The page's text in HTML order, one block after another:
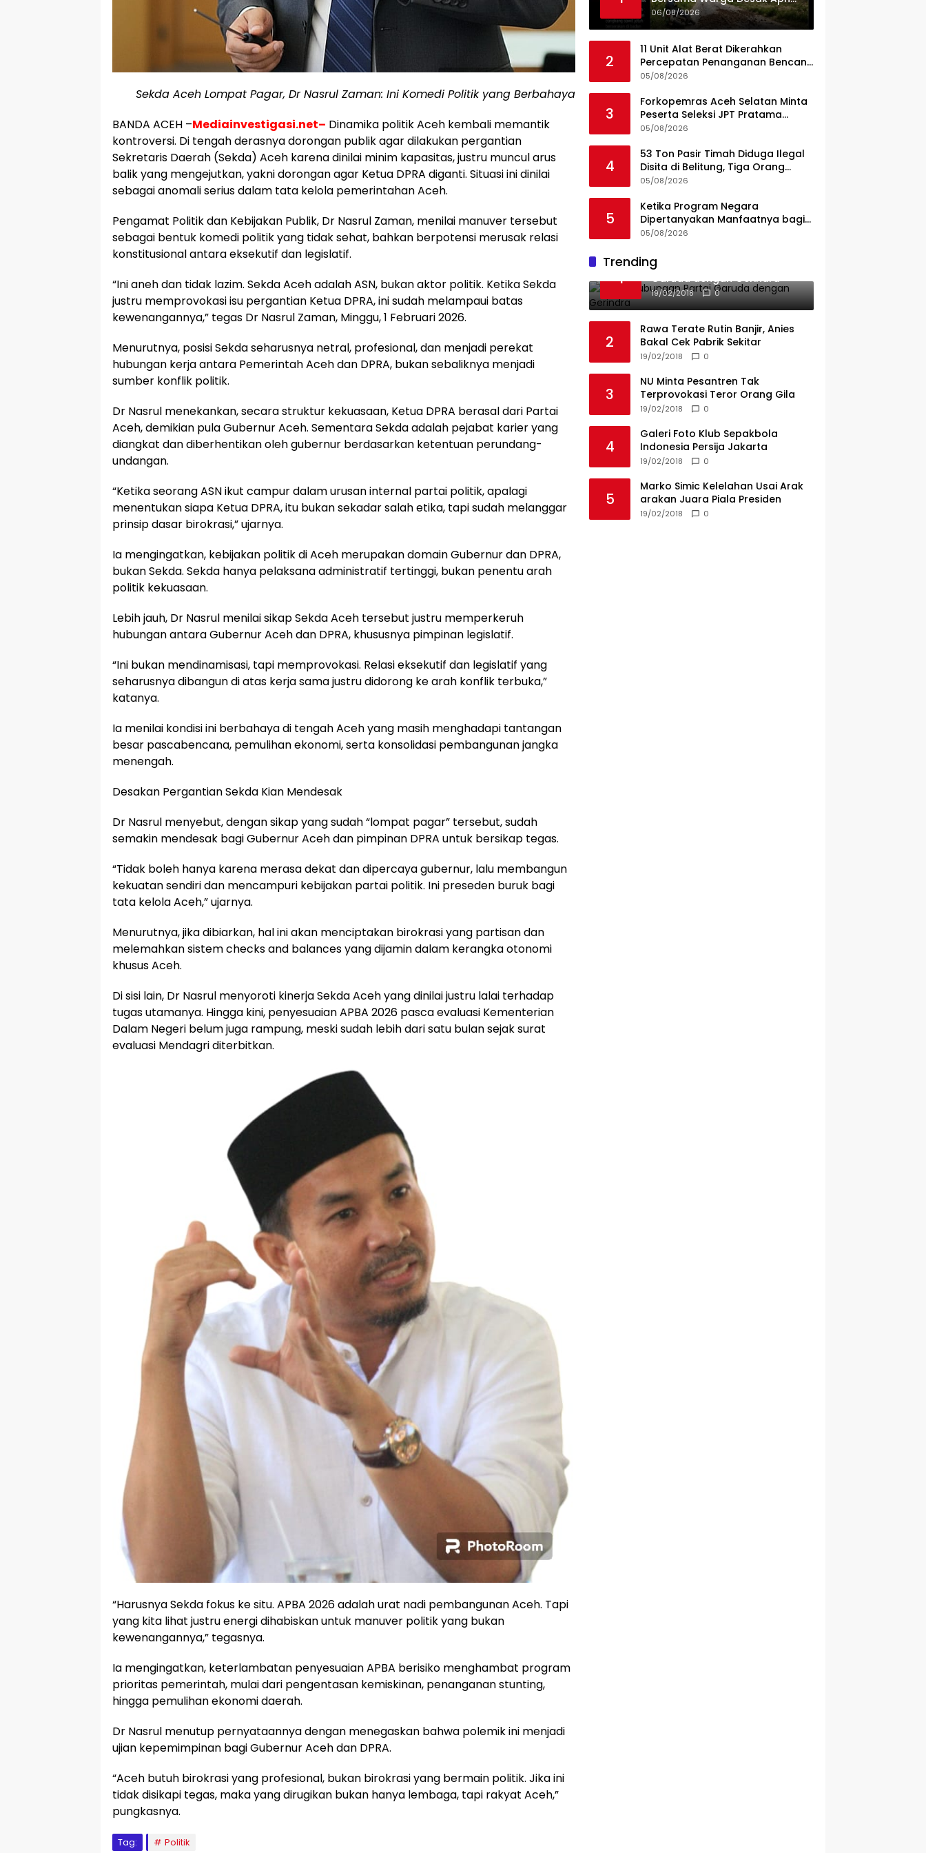
Sekda Aceh Lompat Pagar, Dr Nasrul Zaman: Ini Komedi Politik yang Berbahaya
BANDA ACEH –Mediainvestigasi.net– Dinamika politik Aceh kembali memantik
kontroversi. Di tengah derasnya dorongan publik agar dilakukan pergantian
Sekretaris Daerah (Sekda) Aceh karena dinilai minim kapasitas, justru muncul arus
balik yang mengejutkan, yakni dorongan agar Ketua DPRA diganti. Situasi ini dinilai
sebagai anomali serius dalam tata kelola pemerintahan Aceh.
Pengamat Politik dan Kebijakan Publik, Dr Nasrul Zaman, menilai manuver tersebut
sebagai bentuk komedi politik yang tidak sehat, bahkan berpotensi merusak relasi
konstitusional antara eksekutif dan legislatif.
“Ini aneh dan tidak lazim. Sekda Aceh adalah ASN, bukan aktor politik. Ketika Sekda
justru memprovokasi isu pergantian Ketua DPRA, ini sudah melampaui batas
kewenangannya,” tegas Dr Nasrul Zaman, Minggu, 1 Februari 2026.
Menurutnya, posisi Sekda seharusnya netral, profesional, dan menjadi perekat
hubungan kerja antara Pemerintah Aceh dan DPRA, bukan sebaliknya menjadi
sumber konflik politik.
Dr Nasrul menekankan, secara struktur kekuasaan, Ketua DPRA berasal dari Partai
Aceh, demikian pula Gubernur Aceh. Sementara Sekda adalah pejabat karier yang
diangkat dan diberhentikan oleh gubernur berdasarkan ketentuan perundang-
undangan.
“Ketika seorang ASN ikut campur dalam urusan internal partai politik, apalagi
menentukan siapa Ketua DPRA, itu bukan sekadar salah etika, tapi sudah melanggar
prinsip dasar birokrasi,” ujarnya.
Ia mengingatkan, kebijakan politik di Aceh merupakan domain Gubernur dan DPRA,
bukan Sekda. Sekda hanya pelaksana administratif tertinggi, bukan penentu arah
politik kekuasaan.
Lebih jauh, Dr Nasrul menilai sikap Sekda Aceh tersebut justru memperkeruh
hubungan antara Gubernur Aceh dan DPRA, khususnya pimpinan legislatif.
“Ini bukan mendinamisasi, tapi memprovokasi. Relasi eksekutif dan legislatif yang
seharusnya dibangun di atas kerja sama justru didorong ke arah konflik terbuka,”
katanya.
Ia menilai kondisi ini berbahaya di tengah Aceh yang masih menghadapi tantangan
besar pascabencana, pemulihan ekonomi, serta konsolidasi pembangunan jangka
menengah.
Desakan Pergantian Sekda Kian Mendesak
Dr Nasrul menyebut, dengan sikap yang sudah “lompat pagar” tersebut, sudah
semakin mendesak bagi Gubernur Aceh dan pimpinan DPRA untuk bersikap tegas.
“Tidak boleh hanya karena merasa dekat dan dipercaya gubernur, lalu membangun
kekuatan sendiri dan mencampuri kebijakan partai politik. Ini preseden buruk bagi
tata kelola Aceh,” ujarnya.
Menurutnya, jika dibiarkan, hal ini akan menciptakan birokrasi yang partisan dan
melemahkan sistem checks and balances yang dijamin dalam kerangka otonomi
khusus Aceh.
Di sisi lain, Dr Nasrul menyoroti kinerja Sekda Aceh yang dinilai justru lalai terhadap
tugas utamanya. Hingga kini, penyesuaian APBA 2026 pasca evaluasi Kementerian
Dalam Negeri belum juga rampung, meski sudah lebih dari satu bulan sejak surat
evaluasi Mendagri diterbitkan.
“Harusnya Sekda fokus ke situ. APBA 2026 adalah urat nadi pembangunan Aceh. Tapi
yang kita lihat justru energi dihabiskan untuk manuver politik yang bukan
kewenangannya,” tegasnya.
Ia mengingatkan, keterlambatan penyesuaian APBA berisiko menghambat program
prioritas pemerintah, mulai dari pengentasan kemiskinan, penanganan stunting,
hingga pemulihan ekonomi daerah.
Dr Nasrul menutup pernyataannya dengan menegaskan bahwa polemik ini menjadi
ujian kepemimpinan bagi Gubernur Aceh dan DPRA.
“Aceh butuh birokrasi yang profesional, bukan birokrasi yang bermain politik. Jika ini
tidak disikapi tegas, maka yang dirugikan bukan hanya lembaga, tapi rakyat Aceh,”
pungkasnya.
Tag: Politik
Dan Pemkab Konsel Tangkap
Pelaku Angkut Cangkang
Melintas Jalan Umum
06/08/2026
2
11 Unit Alat Berat Dikerahkan
Percepatan Penanganan Bencana
di Kelurahan Sipange Kecamatan
05/08/2026
3
Forkopemras Aceh Selatan Minta
Peserta Seleksi JPT Pratama
Andalkan Kompetensi dan
05/08/2026
4
53 Ton Pasir Timah Diduga Ilegal
Disita di Belitung, Tiga Orang
Diamankan, Dua Masih Diburu
05/08/2026
5
Ketika Program Negara
Dipertanyakan Manfaatnya bagi
Seluruh Penggiat Literasi
05/08/2026
Trending
1
Ini Dia Hubungan Partai
Garuda dengan Gerindra
19/02/2018 0
2
Rawa Terate Rutin Banjir, Anies
Bakal Cek Pabrik Sekitar
19/02/2018 0
3
NU Minta Pesantren Tak
Terprovokasi Teror Orang Gila
19/02/2018 0
4
Galeri Foto Klub Sepakbola
Indonesia Persija Jakarta
19/02/2018 0
5
Marko Simic Kelelahan Usai Arak
arakan Juara Piala Presiden
19/02/2018 0